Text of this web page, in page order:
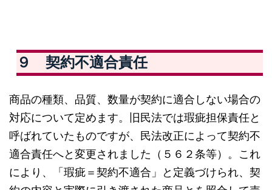
９ 契約不適合責任
商品の種類、品質、数量が契約に適合しない場合の
対応について定めます。旧民法では瑕疵担保責任と
呼ばれていたものですが、民法改正によって契約不
適合責任へと変更されました（５６２条等）。これ
により、「瑕疵＝契約不適合」と定義づけられ、契